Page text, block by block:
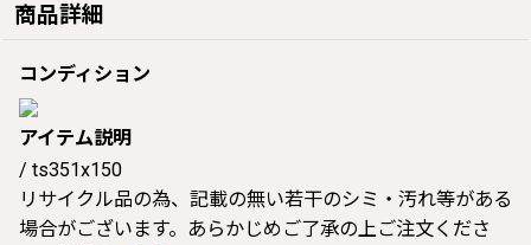
商品詳細
コンディション
アイテム説明
/ ts351x150
リサイクル品の為、記載の無い若干のシミ・汚れ等がある
場合がございます。あらかじめご了承の上ご注文くださ